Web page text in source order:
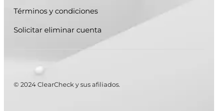
Términos y condiciones
Solicitar eliminar cuenta
© 2024 ClearCheck y sus afiliados.